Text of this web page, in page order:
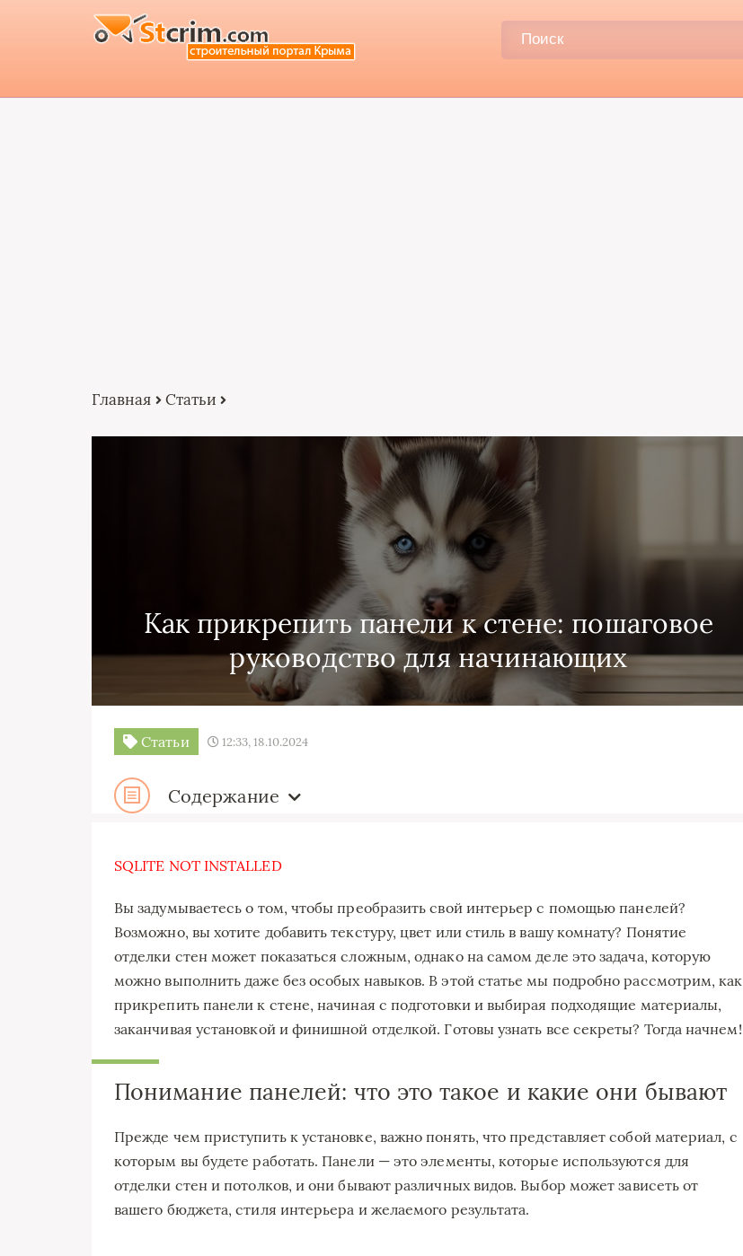
Главная Статьи
Как прикрепить панели к стене: пошаговое
руководство для начинающих
Статьи 12:33, 18.10.2024
Содержание
SQLITE NOT INSTALLED
Вы задумываетесь о том, чтобы преобразить свой интерьер с помощью панелей?
Возможно, вы хотите добавить текстуру, цвет или стиль в вашу комнату? Понятие
отделки стен может показаться сложным, однако на самом деле это задача, которую
можно выполнить даже без особых навыков. В этой статье мы подробно рассмотрим, как
прикрепить панели к стене, начиная с подготовки и выбирая подходящие материалы,
заканчивая установкой и финишной отделкой. Готовы узнать все секреты? Тогда начнем!
Понимание панелей: что это такое и какие они бывают
Прежде чем приступить к установке, важно понять, что представляет собой материал, с
которым вы будете работать. Панели — это элементы, которые используются для
отделки стен и потолков, и они бывают различных видов. Выбор может зависеть от
вашего бюджета, стиля интерьера и желаемого результата.